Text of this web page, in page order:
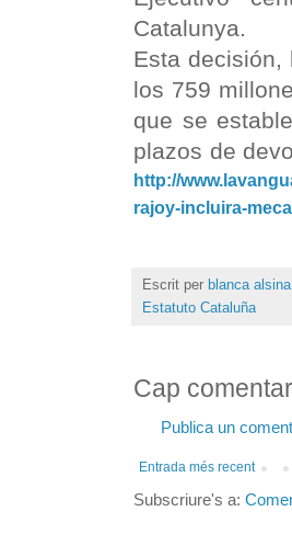
Catalunya.
Esta
los 759
que se
http://
rajoy-incluira-
Escrit per blanca alsina
Estatuto Cataluña
Cap
Publica un
Entrada més recent
Subscriure's a: